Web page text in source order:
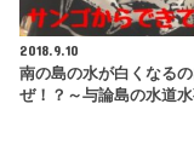
2018.9.10
南の島の水が白くなる
ぜ！？～与論島の水道